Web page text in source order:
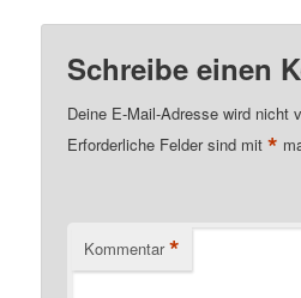
Schreibe einen
Deine E-Mail-Adresse wird nicht
Erforderliche Felder sind mit*
Kommentar *